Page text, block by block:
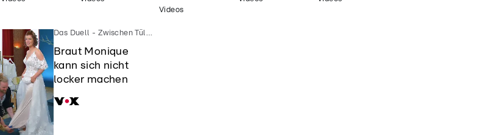
Videos
Das Duell - Zwischen Tüll und Tränen
Braut Monique
kann sich nicht
locker machen